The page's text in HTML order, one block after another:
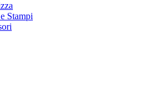
Stampi